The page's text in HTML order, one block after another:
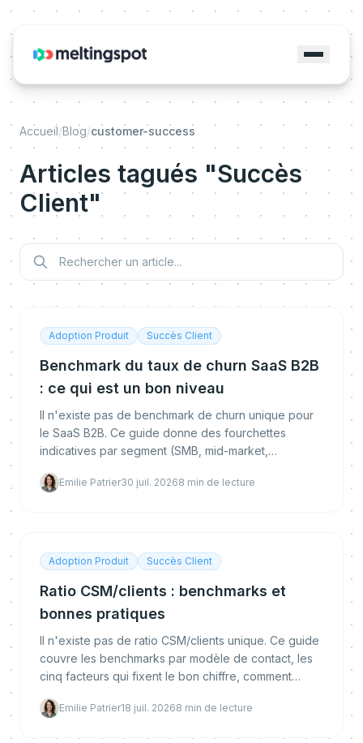
Accueil/Blog/customer-success
Articles tagués "Succès
Client"
Adoption Produit Succès Client
Benchmark du taux de churn SaaS B2B
: ce qui est un bon niveau
Il n'existe pas de benchmark de churn unique pour
le SaaS B2B. Ce guide donne des fourchettes
indicatives par segment (SMB, mid-market,
net, comment les calculer et comment passer sous le
Emilie Patrier30 juil. 20268 min de lecture
Adoption Produit Succès Client
Ratio CSM/clients : benchmarks et
bonnes pratiques
Il n'existe pas de ratio CSM/clients unique. Ce guide
couvre les benchmarks par modèle de contact, les
cinq facteurs qui fixent le bon chiffre, comment
de le relever sans nuire à la rétention.
Emilie Patrier18 juil. 20268 min de lecture